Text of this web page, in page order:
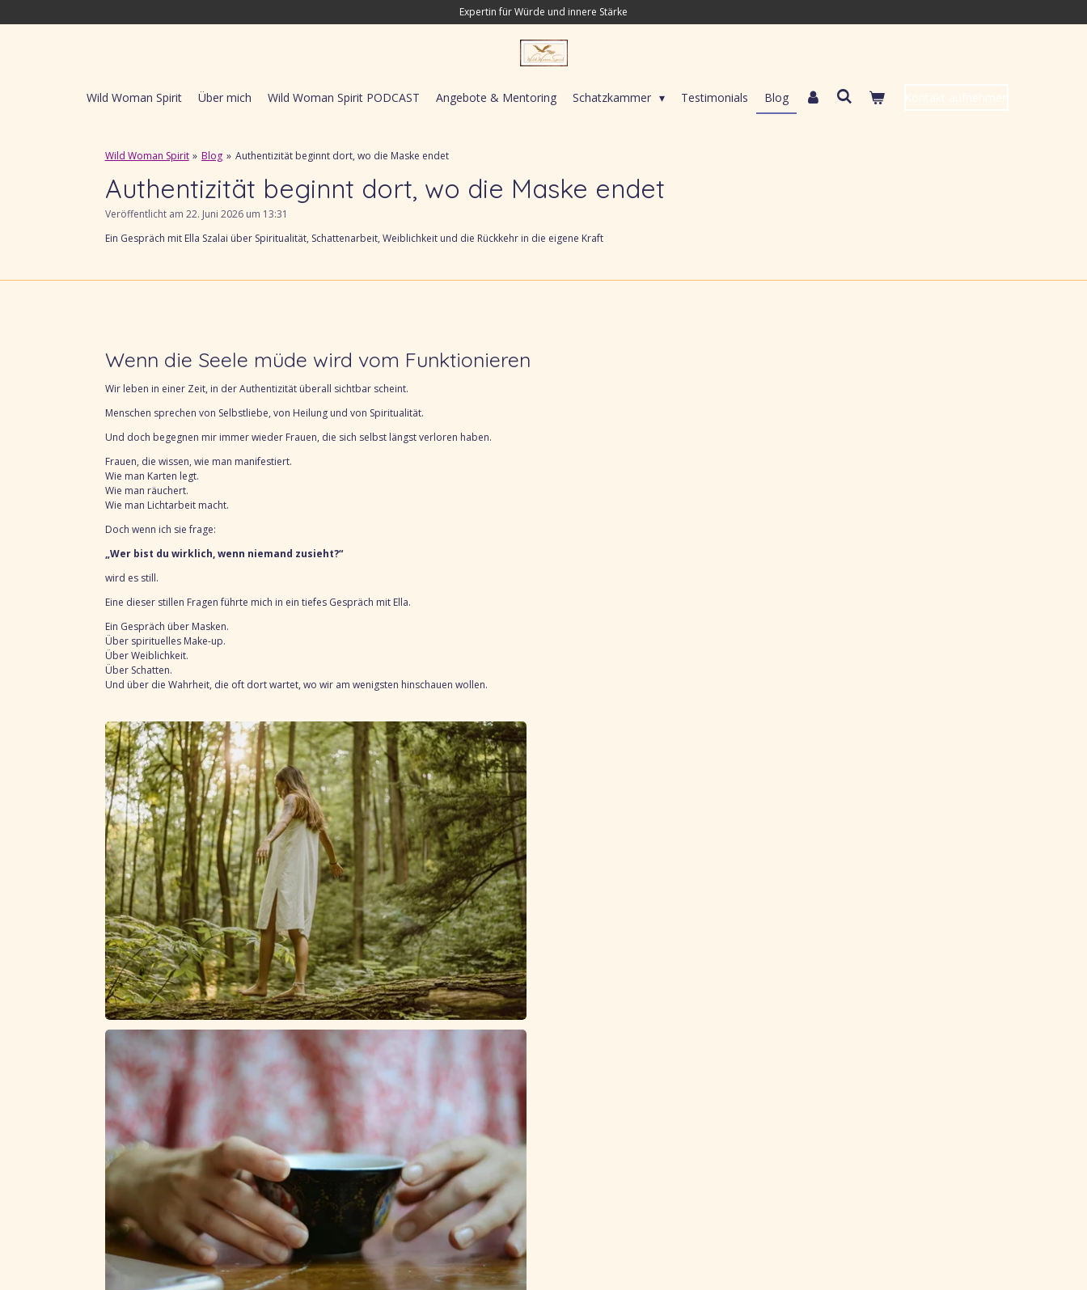
Expertin für Würde und innere Stärke
Wild Woman Spirit Über mich Wild Woman Spirit PODCAST Angebote & Mentoring Schatzkammer Testimonials Blog
Wild Woman Spirit » Blog » Authentizität beginnt dort, wo die Maske endet
Authentizität beginnt dort, wo die Maske endet
Veröffentlicht am 22. Juni 2026 um 13:31
Ein Gespräch mit Ella Szalai über Spiritualität, Schattenarbeit, Weiblichkeit und die Rückkehr in die eigene Kraft
Wenn die Seele müde wird vom Funktionieren
Wir leben in einer Zeit, in der Authentizität überall sichtbar scheint.
Menschen sprechen von Selbstliebe, von Heilung und von Spiritualität.
Und doch begegnen mir immer wieder Frauen, die sich selbst längst verloren haben.
Frauen, die wissen, wie man manifestiert.
Wie man Karten legt.
Wie man räuchert.
Wie man Lichtarbeit macht.
Doch wenn ich sie frage:
„Wer bist du wirklich, wenn niemand zusieht?“
wird es still.
Eine dieser stillen Fragen führte mich in ein tiefes Gespräch mit Ella.
Ein Gespräch über Masken.
Über spirituelles Make-up.
Über Weiblichkeit.
Über Schatten.
Und über die Wahrheit, die oft dort wartet, wo wir am wenigsten hinschauen wollen.